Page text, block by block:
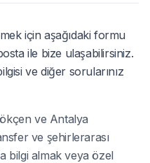
için aşağıdaki formu
ile bize ulaşabilirsiniz.
ve diğer sorularınız
ve Antalya
ve şehirlerarası
bilgi almak veya özel